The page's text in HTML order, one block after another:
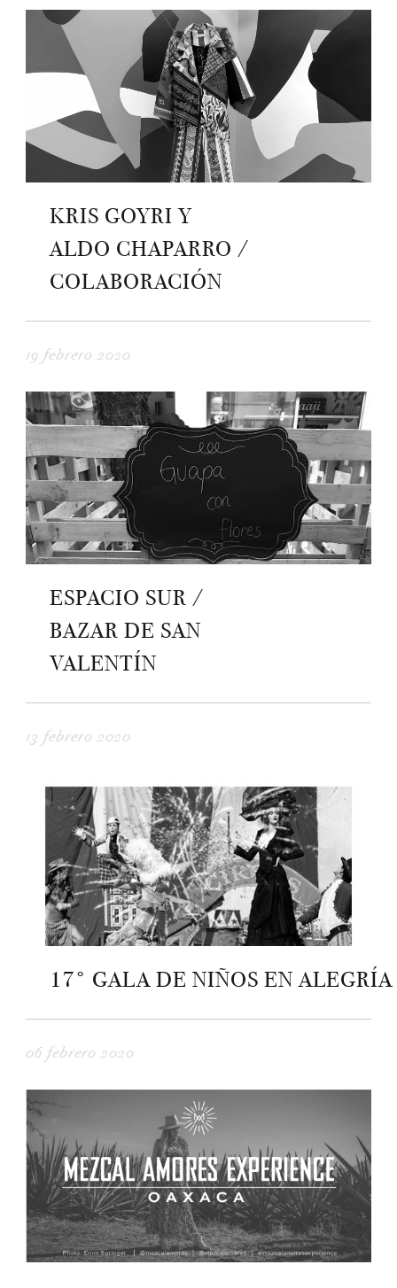
KRIS GOYRI Y
ALDO CHAPARRO /
COLABORACIÓN
19 febrero 2020
ESPACIO SUR /
BAZAR DE SAN
VALENTÍN
13 febrero 2020
17° GALA DE NIÑOS EN ALEGRÍA
06 febrero 2020